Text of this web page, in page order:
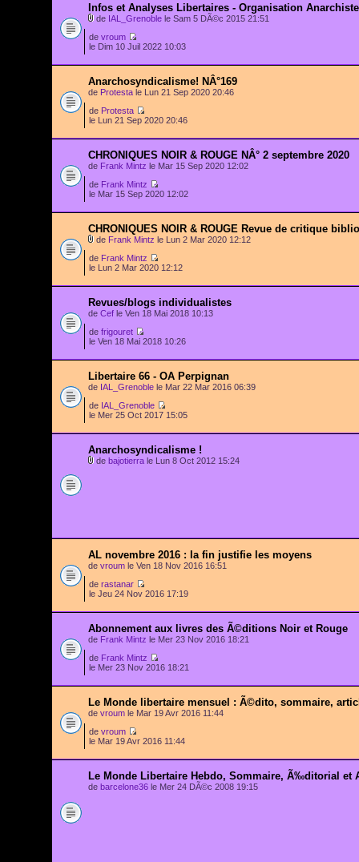
Infos et Analyses Libertaires - Organisation Anarchiste
de IAL_Grenoble le Sam 5 DÃ©c 2015 21:51
de vroum
le Dim 10 Juil 2022 10:03
Anarchosyndicalisme! NÂ°169
de Protesta le Lun 21 Sep 2020 20:46
de Protesta
le Lun 21 Sep 2020 20:46
CHRONIQUES NOIR & ROUGE NÂ° 2 septembre 2020
de Frank Mintz le Mar 15 Sep 2020 12:02
de Frank Mintz
le Mar 15 Sep 2020 12:02
CHRONIQUES NOIR & ROUGE Revue de critique
de Frank Mintz le Lun 2 Mar 2020 12:12
de Frank Mintz
le Lun 2 Mar 2020 12:12
Revues/blogs individualistes
de Cef le Ven 18 Mai 2018 10:13
de frigouret
le Ven 18 Mai 2018 10:26
Libertaire 66 - OA Perpignan
de IAL_Grenoble le Mar 22 Mar 2016 06:39
de IAL_Grenoble
le Mer 25 Oct 2017 15:05
Anarchosyndicalisme !
de bajotierra le Lun 8 Oct 2012 15:24
AL novembre 2016 : la fin justifie les moyens
de vroum le Ven 18 Nov 2016 16:51
de rastanar
le Jeu 24 Nov 2016 17:19
Abonnement aux livres des Ã©ditions Noir et Rouge
de Frank Mintz le Mer 23 Nov 2016 18:21
de Frank Mintz
le Mer 23 Nov 2016 18:21
Le Monde libertaire mensuel : Ã©dito, sommaire,
de vroum le Mar 19 Avr 2016 11:44
de vroum
le Mar 19 Avr 2016 11:44
Le Monde Libertaire Hebdo, Sommaire, Ã‰ditorial et
de barcelone36 le Mer 24 DÃ©c 2008 19:15